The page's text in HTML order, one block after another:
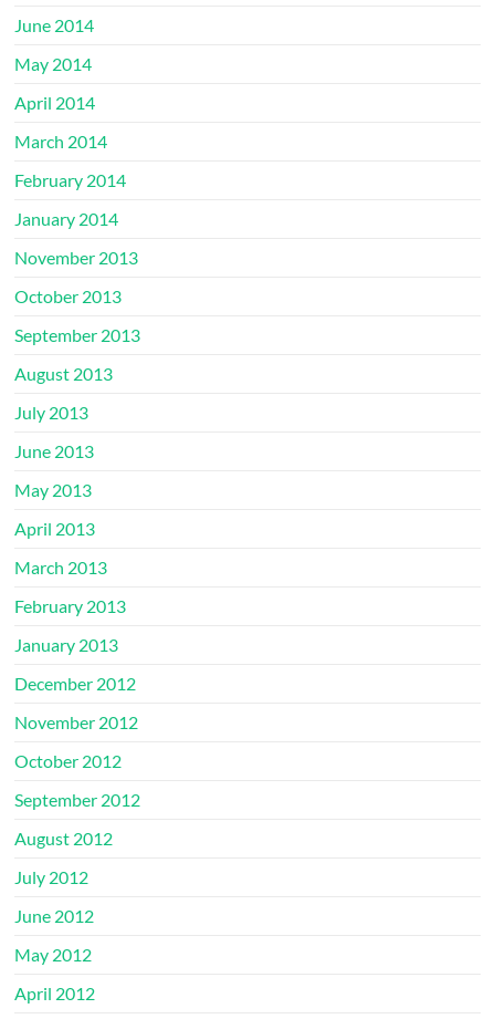
June 2014
May 2014
April 2014
March 2014
February 2014
January 2014
November 2013
October 2013
September 2013
August 2013
July 2013
June 2013
May 2013
April 2013
March 2013
February 2013
January 2013
December 2012
November 2012
October 2012
September 2012
August 2012
July 2012
June 2012
May 2012
April 2012